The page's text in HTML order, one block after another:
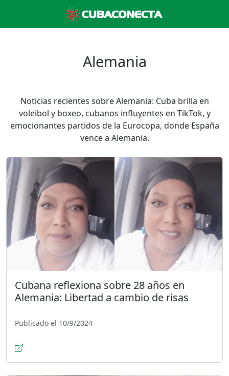
Alemania
Noticias recientes sobre Alemania: Cuba brilla en
voleibol y boxeo, cubanos influyentes en TikTok, y
emocionantes partidos de la Eurocopa, donde España
vence a Alemania.
Cubana reflexiona sobre 28 años en
Alemania: Libertad a cambio de risas
Publicado el 10/9/2024